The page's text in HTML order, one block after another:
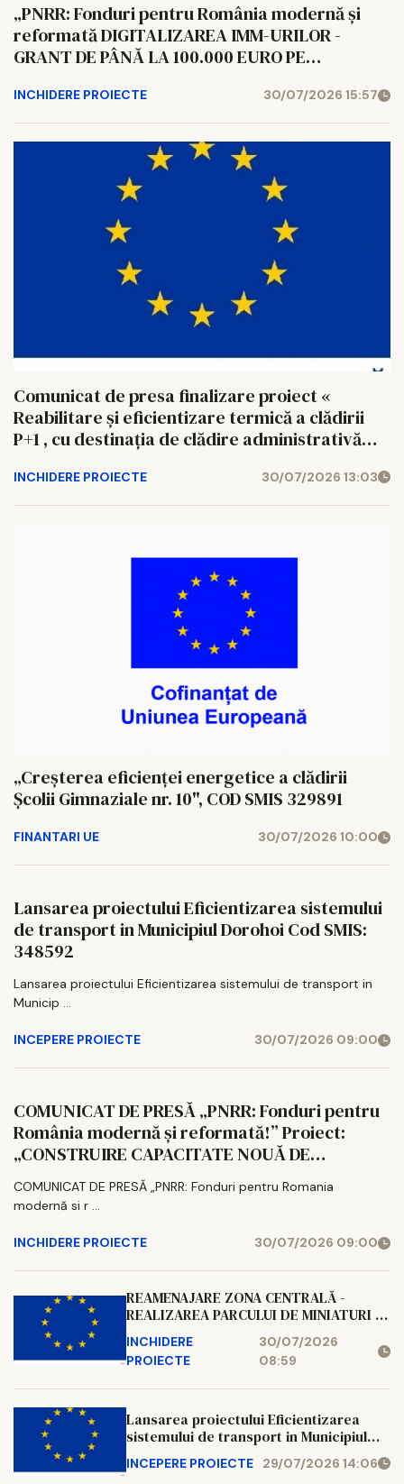
„PNRR: Fonduri pentru România modernă și
reformată DIGITALIZAREA IMM-URILOR -
GRANT DE PÂNĂ LA 100.000 EURO PE
ÎN ADOPTAREA TEHNOLOGIILOR DIGITALE
INCHIDERE PROIECTE 30/07/2026 15:57
Comunicat de presa finalizare proiect «
Reabilitare şi eficientizare termică a clădirii
P+1 , cu destinaţia de clădire administrativă
13, Municipiul Fălticeni, Judeţ Suceava »
INCHIDERE PROIECTE 30/07/2026 13:03
„Creșterea eficienței energetice a clădirii
Școlii Gimnaziale nr. 10", COD SMIS 329891
FINANTARI UE 30/07/2026 10:00
Lansarea proiectului Eficientizarea sistemului
de transport in Municipiul Dorohoi Cod SMIS:
348592
Lansarea proiectului Eficientizarea sistemului de transport in
Municip ...
INCEPERE PROIECTE 30/07/2026 09:00
COMUNICAT DE PRESĂ „PNRR: Fonduri pentru
România modernă și reformată!” Proiect:
„CONSTRUIRE CAPACITATE NOUĂ DE
PRODUCERE ENERGIE ELECTRICĂ DIN BIOGAZ
LA NIVELUL AGROCOMPLEX LUNCA PAȘCANI
S.A” Cod proiect: C312D0124000007
COMUNICAT DE PRESĂ „PNRR: Fonduri pentru Romania
modernă si r ...
INCHIDERE PROIECTE 30/07/2026 09:00
REAMENAJARE ZONA CENTRALĂ -
REALIZAREA PARCULUI DE MINIATURI ȘI
PORUMBESCU, ÎN ORAȘUL GURA
HUMORULUI Cod SMIS: 348416
INCHIDERE
PROIECTE
30/07/2026
08:59
Lansarea proiectului Eficientizarea
sistemului de transport in Municipiul
INCEPERE PROIECTE 29/07/2026 14:06